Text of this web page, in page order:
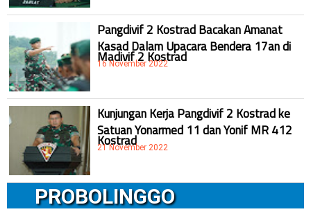
Pangdivif 2 Kostrad Bacakan Amanat
Kasad Dalam Upacara Bendera 17an di
Madivif 2 Kostrad
16 November 2022
Kunjungan Kerja Pangdivif 2 Kostrad ke
Satuan Yonarmed 11 dan Yonif MR 412
Kostrad
21 November 2022
PROBOLINGGO